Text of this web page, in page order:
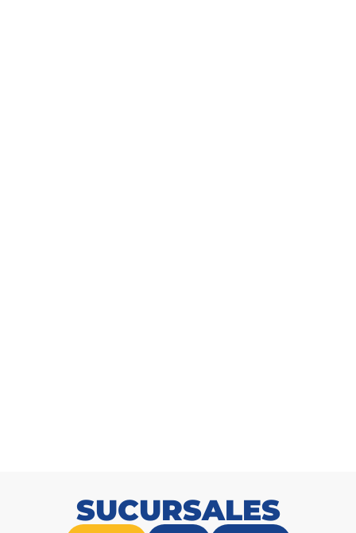
SUCURSALES